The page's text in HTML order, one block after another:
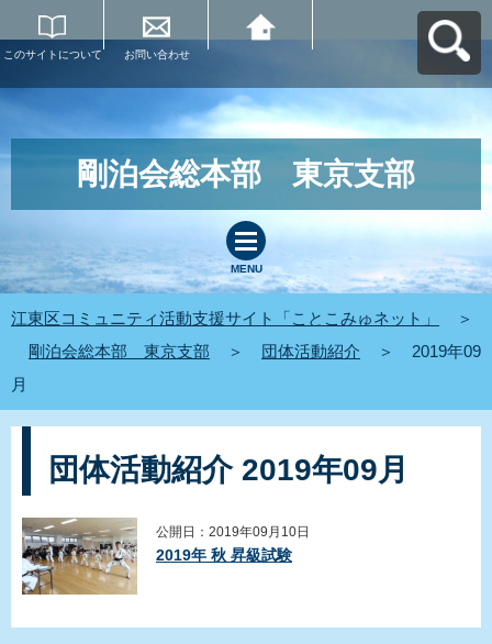
このサイトについて お問い合わせ
剛泊会総本部 東京支部
MENU
江東区コミュニティ活動支援サイト「ことこみゅネット」
＞
剛泊会総本部 東京支部
＞ 団体活動紹介 ＞
2019年09
月
団体活動紹介 2019年09月
公開日：2019年09月10日
2019年 秋 昇級試験